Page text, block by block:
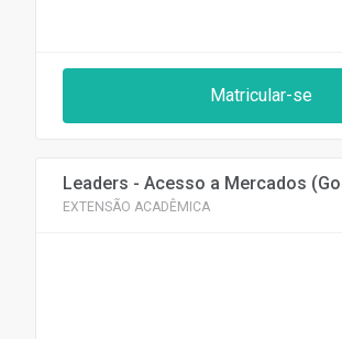
Matricular-se
Leaders - Acesso a Mercados
EXTENSÃO ACADÊMICA